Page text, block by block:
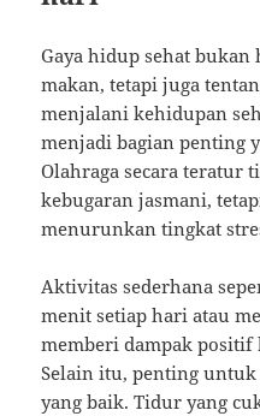
Gaya hidup sehat bukan
makan, tetapi juga
menjalani kehidupan
menjadi bagian penting
Olahraga secara teratur
kebugaran jasmani,
menurunkan tingkat
Aktivitas sederhana
menit setiap hari atau
memberi dampak positif
Selain itu, penting
yang baik. Tidur yang